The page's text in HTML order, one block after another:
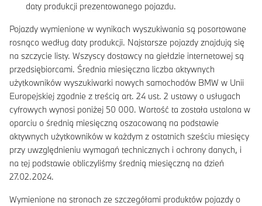
daty produkcji prezentowanego pojazdu.
Pojazdy wymienione w wynikach wyszukiwania są posortowane
rosnąco według daty produkcji. Najstarsze pojazdy znajdują się
na szczycie listy. Wszyscy dostawcy na giełdzie internetowej są
przedsiębiorcami. Średnia miesięczna liczba aktywnych
użytkowników wyszukiwarki nowych samochodów BMW w Unii
Europejskiej zgodnie z treścią art. 24 ust. 2 ustawy o usługach
cyfrowych wynosi poniżej 50 000. Wartość ta została ustalona w
oparciu o średnią miesięczną oszacowaną na podstawie
aktywnych użytkowników w każdym z ostatnich sześciu miesięcy
przy uwzględnieniu wymagań technicznych i ochrony danych, i
na tej podstawie obliczyliśmy średnią miesięczną na dzień
27.02.2024.
Wymienione na stronach ze szczegółami produktów pojazdy o